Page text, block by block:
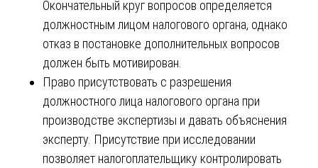
Окончательный круг вопросов определяется
должностным лицом налогового органа, однако
отказ в постановке дополнительных вопросов
должен быть мотивирован.
Право присутствовать с разрешения
должностного лица налогового органа при
производстве экспертизы и давать объяснения
эксперту. Присутствие при исследовании
позволяет налогоплательщику контролировать